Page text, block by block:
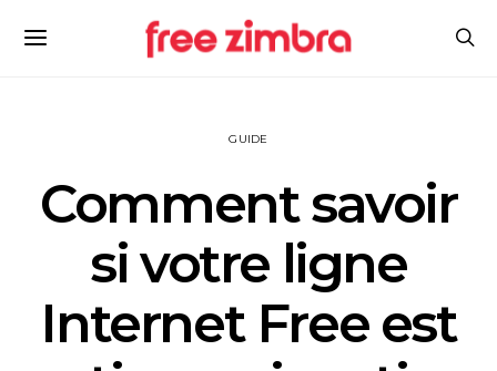
GUIDE
Comment savoir
si votre ligne
Internet Free est